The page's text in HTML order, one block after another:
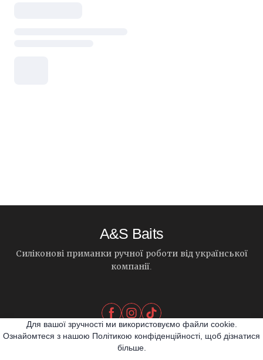
A&S Baits
Силіконові приманки ручної роботи від української
компанії.
Для вашої зручності ми використовуємо файли cookie.
Ознайомтеся з нашою Політикою конфіденційності, щоб дізнатися
більше.